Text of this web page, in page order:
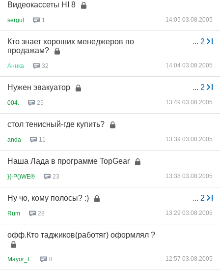
Видеокассеты HI 8
sergul 1 14:05 03.08.2005
... 2
Кто знает хороших менеджеров по
продажам?
Аннка 32 14:04 03.08.2005
... 2
Нужен эвакуатор
004. 25 13:49 03.08.2005
стол тенисный-где купить?
anda 11 13:39 03.08.2005
Наша Лада в программе TopGear
}{-P()WE® 23 13:38 03.08.2005
... 2
Ну чо, кому полосы? :)
Rum 28 13:29 03.08.2005
офф.Кто таджиков(работяг) оформлял ?
Mayor_E 8 12:57 03.08.2005